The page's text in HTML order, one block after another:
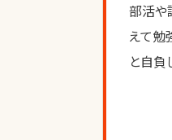
部活や
えて勉
と自負